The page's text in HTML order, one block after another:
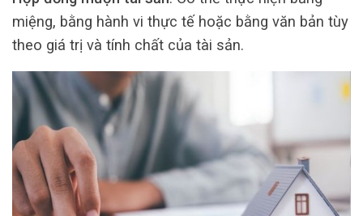
miệng, bằng hành vi thực tế hoặc bằng văn bản tùy
theo giá trị và tính chất của tài sản.